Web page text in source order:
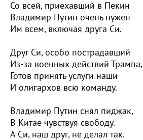
Со всей, приехавший в Пекин
Владимир Путин очень нужен
Им всем, включая друга Си.
Друг Си, особо пострадавший
Из-за военных действий Трампа,
Готов принять услуги наши
И олигархов всю команду.
Владимир Путин снял пиджак,
В Китае чувствуя свободу.
А Си, наш друг, не делал так.